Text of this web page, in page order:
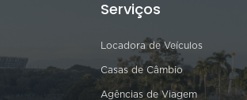
Serviços
Locadora de Veículos
Casas de Câmbio
Agências de Viagem